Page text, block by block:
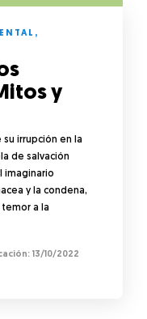
,
y
su irrupción en la
de salvación
imaginario
y la condena,
a la
13/10/2022